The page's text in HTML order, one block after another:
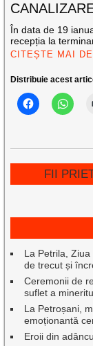
În data de 19
recepția la
CITEȘTE MAI
Distribuie acest
FII
La Petrila,
de trecut și
Ceremonii de
suflet a
La Petroșani,
emoționantă
Eroii din